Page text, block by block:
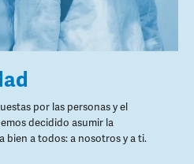
por las personas y el
decidido asumir la
bien a todos: a nosotros y a ti.